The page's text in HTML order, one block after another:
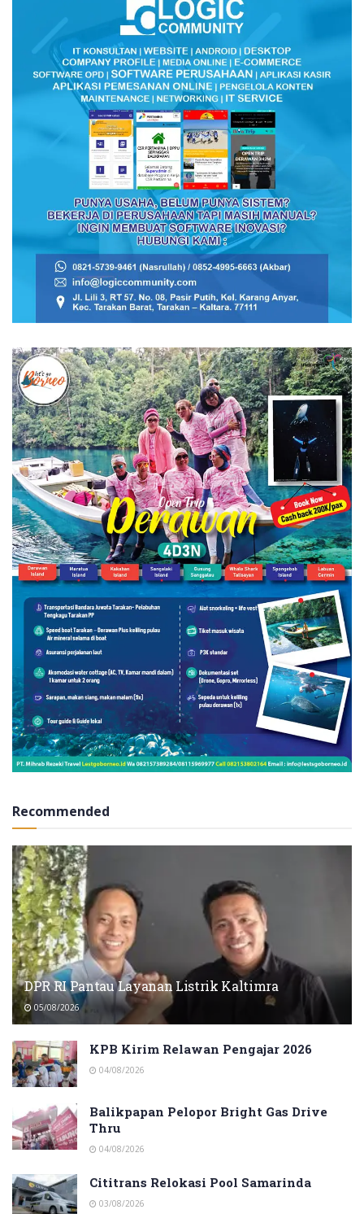
Recommended
DPR RI Pantau Layanan Listrik Kaltimra
05/08/2026
KPB Kirim Relawan Pengajar 2026
04/08/2026
Balikpapan Pelopor Bright Gas Drive
Thru
04/08/2026
Cititrans Relokasi Pool Samarinda
03/08/2026